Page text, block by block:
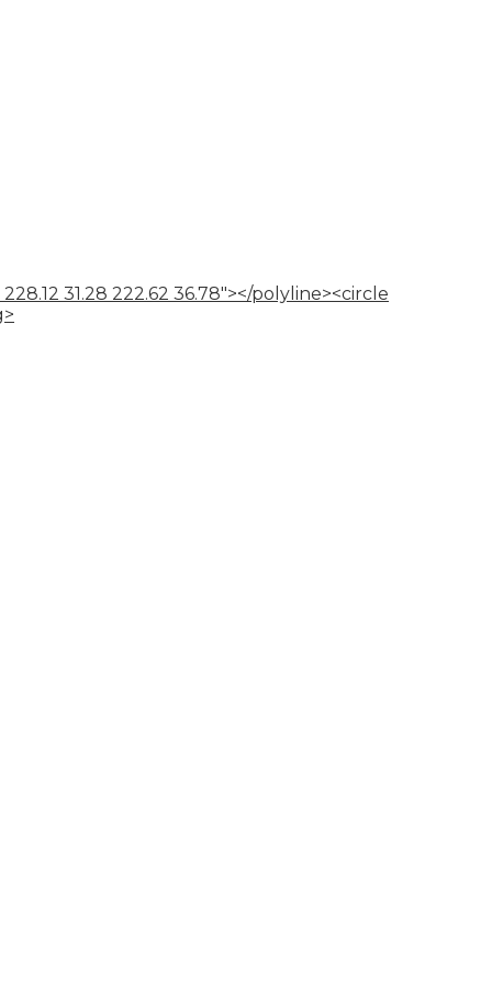
31.28 222.62 36.78"></polyline><circle